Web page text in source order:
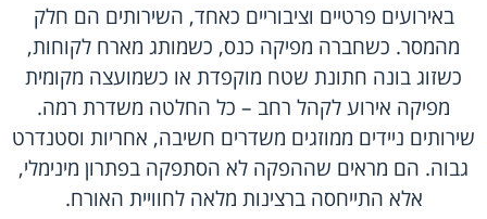
באירועים פרטיים וציבוריים כאחד, השירותים הם חלק
מהמסר. כשחברה מפיקה כנס, כשמותג מארח לקוחות,
כשזוג בונה חתונת שטח מוקפדת או כשמועצה מקומית
מפיקה אירוע לקהל רחב – כל החלטה משדרת רמה.
שירותים ניידים ממוזגים משדרים חשיבה, אחריות וסטנדרט
גבוה. הם מראים שההפקה לא הסתפקה בפתרון מינימלי,
אלא התייחסה ברצינות מלאה לחוויית האורח.